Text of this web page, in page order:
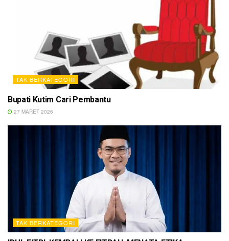
TAK BERKATEGORI
Bupati Kutim Cari Pembantu
27 MARET 2026
TAK BERKATEGORI